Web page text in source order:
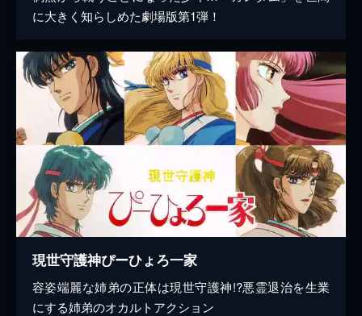
に大きく知らしめた劇場版第1弾！
現世守護神ぴーひょろ一家
容姿端麗な姉弟の正体は現世守護神!?悪霊退治を生業
にする姉弟のオカルトアクション